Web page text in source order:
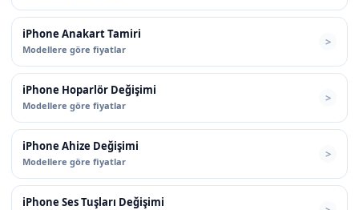
iPhone Anakart Tamiri
Modellere göre fiyatlar
iPhone Hoparlör Değişimi
Modellere göre fiyatlar
iPhone Ahize Değişimi
Modellere göre fiyatlar
iPhone Ses Tuşları Değişimi